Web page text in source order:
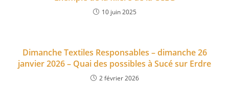
10 juin 2025
Dimanche Textiles Responsables – dimanche 26
janvier 2026 – Quai des possibles à Sucé sur Erdre
2 février 2026